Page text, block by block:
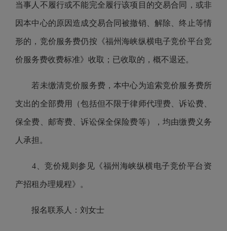
当事人不履行或不能完全履行该项目的交易合同，或非
因本中心的原因造成交易合同被撤销、解除、终止等情
形的，竞价服务费仍按《福州海峡纵横电子竞价平台竞
价服务费收费标准》收取；已收取的，概不退还。
若未缴清竞价服务费，本中心为追索竞价服务费所
支出的全部费用（包括但不限于律师代理费、诉讼费、
保全费、邮寄费、诉讼保全保险费等），均由缴费义务
人承担。
4、竞价规则参见《福州海峡纵横电子竞价平台资
产招租办理规程》。
报名联系人：刘女士